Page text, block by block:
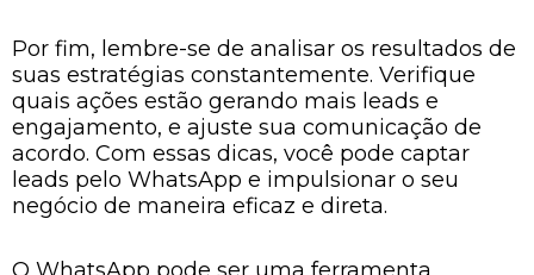
Por fim, lembre-se de analisar os resultados de
suas estratégias constantemente. Verifique
quais ações estão gerando mais leads e
engajamento, e ajuste sua comunicação de
acordo. Com essas dicas, você pode captar
leads pelo WhatsApp e impulsionar o seu
negócio de maneira eficaz e direta.
O WhatsApp pode ser uma ferramenta